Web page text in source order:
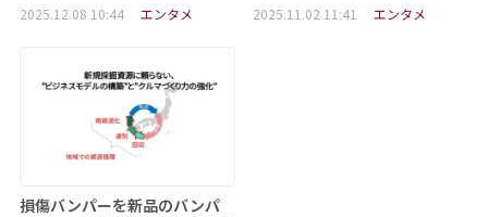
2025.12.08 10:44 エンタメ 2025.11.02 11:41 エンタメ
損傷バンパーを新品のバンパ